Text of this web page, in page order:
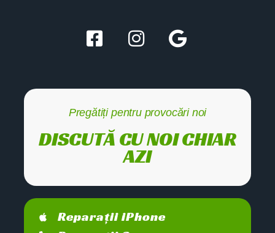
Pregătiți pentru provocări noi
DISCUTĂ CU NOI CHIAR
AZI
Reparații iPhone